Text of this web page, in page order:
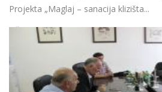
Projekta „Maglaj – sanacija klizišta...
Više...